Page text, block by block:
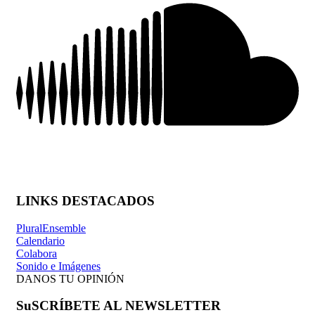
LINKS DESTACADOS
PluralEnsemble
Calendario
Colabora
Sonido e Imágenes
DANOS TU OPINIÓN
SuSCRÍBETE AL NEWSLETTER